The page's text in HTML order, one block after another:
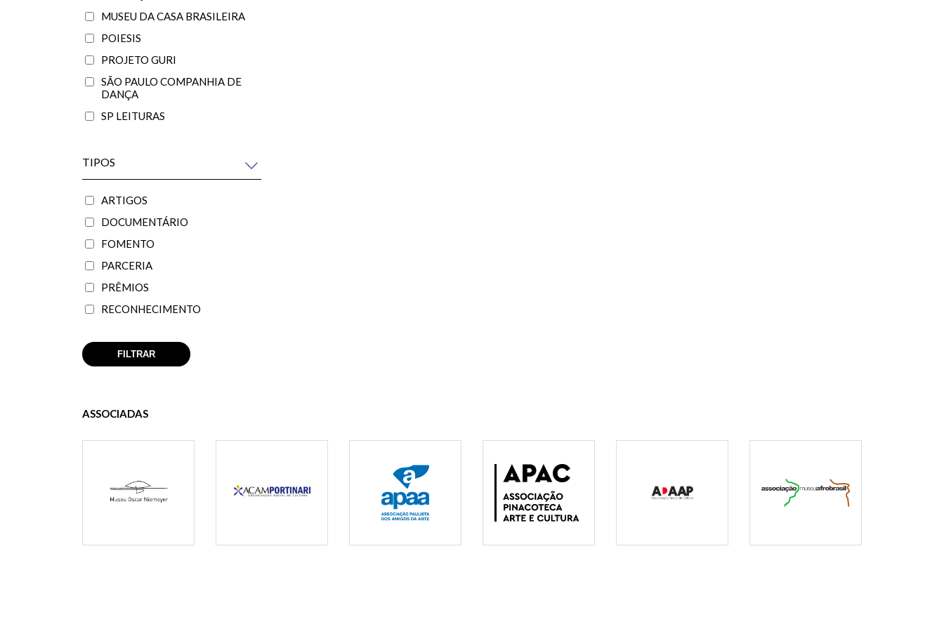
MUSEU DA CASA BRASILEIRA
POIESIS
PROJETO GURI
SÃO PAULO COMPANHIA DE
DANÇA
SP LEITURAS
TIPOS
ARTIGOS
DOCUMENTÁRIO
FOMENTO
PARCERIA
PRÊMIOS
RECONHECIMENTO
ASSOCIADAS